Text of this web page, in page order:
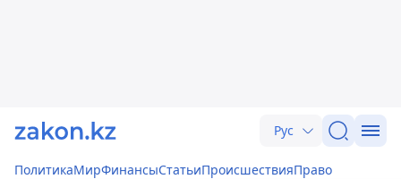
Рус
ПолитикаМирФинансыСтатьиПроисшествияПраво